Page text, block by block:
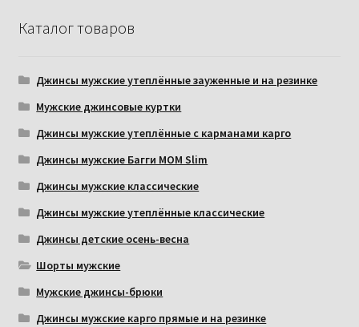
Каталог товаров
Джинсы мужские утеплённые зауженные и на резинке
Мужские джинсовые куртки
Джинсы мужские утеплённые с карманами карго
Джинсы мужские Багги МОМ Slim
Джинсы мужские классические
Джинсы мужские утеплённые классические
Джинсы детские осень-весна
Шорты мужские
Мужские джинсы-брюки
Джинсы мужские карго прямые и на резинке